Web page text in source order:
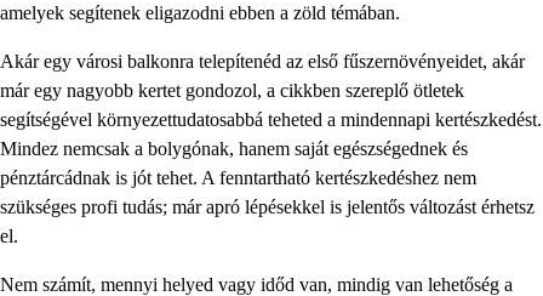
amelyek segítenek eligazodni ebben a zöld témában.
Akár egy városi balkonra telepítenéd az első fűszernövényeidet, akár
már egy nagyobb kertet gondozol, a cikkben szereplő ötletek
segítségével környezettudatosabbá teheted a mindennapi kertészkedést.
Mindez nemcsak a bolygónak, hanem saját egészségednek és
pénztárcádnak is jót tehet. A fenntartható kertészkedéshez nem
szükséges profi tudás; már apró lépésekkel is jelentős változást érhetsz
el.
Nem számít, mennyi helyed vagy időd van, mindig van lehetőség a